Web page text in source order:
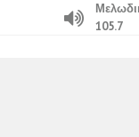
105.7